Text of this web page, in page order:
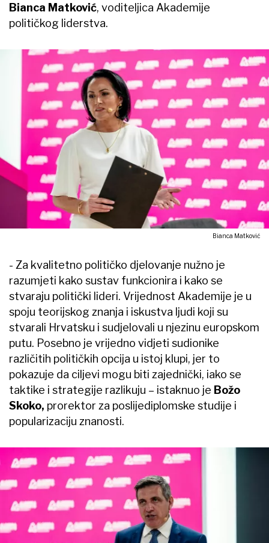
Bianca Matković, voditeljica Akademije
političkog liderstva.
Bianca Matković
- Za kvalitetno političko djelovanje nužno je
razumjeti kako sustav funkcionira i kako se
stvaraju politički lideri. Vrijednost Akademije je u
spoju teorijskog znanja i iskustva ljudi koji su
stvarali Hrvatsku i sudjelovali u njezinu europskom
putu. Posebno je vrijedno vidjeti sudionike
različitih političkih opcija u istoj klupi, jer to
pokazuje da ciljevi mogu biti zajednički, iako se
taktike i strategije razlikuju – istaknuo je Božo
Skoko, prorektor za poslijediplomske studije i
popularizaciju znanosti.